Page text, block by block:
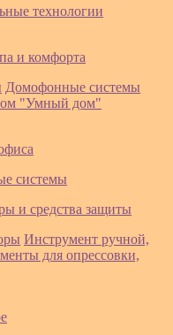
технологии
и комфорта
Домофонные системы
"Умный дом"
системы
и средства защиты
Инструмент ручной,
для опрессовки,